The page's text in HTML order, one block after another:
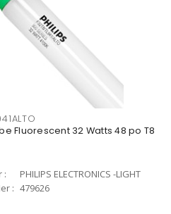
Fluorescent 32 Watts 48 po T8
:
PHILIPS ELECTRONICS -LIGHT
: 479626